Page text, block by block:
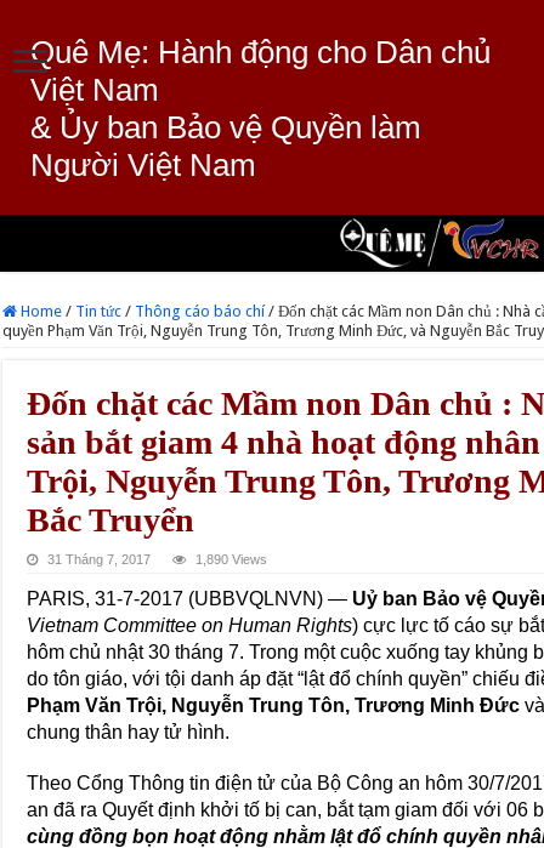
Quê Mẹ: Hành động cho Dân chủ
Việt Nam
& Ủy ban Bảo vệ Quyền làm
Người Việt Nam
Home / Tin tức / Thông cáo báo chí / Đốn chặt các Mầm non Dân chủ : Nhà
quyền Phạm Văn Trội, Nguyễn Trung Tôn, Trương Minh Đức, và Nguyễn Bắc
Đốn chặt các Mầm non Dân chủ :
sản bắt giam 4 nhà hoạt động
Trội, Nguyễn Trung Tôn, Trương
Bắc Truyển
31 Tháng 7, 2017 1,890 Views
PARIS, 31-7-2017 (UBBVQLNVN) — Uỷ ban Bảo vệ
Vietnam Committee on Human Rights) cực lực tố cáo sự
hôm chủ nhật 30 tháng 7. Trong một cuộc xuống tay
do tôn giáo, với tội danh áp đặt “lật đổ chính quyền” chiếu
Phạm Văn Trội, Nguyễn Trung Tôn, Trương Minh Đức
chung thân hay tử hình.
Theo Cổng Thông tin điện tử của Bộ Công an hôm 30/7/
an đã ra Quyết định khởi tố bị can, bắt tạm giam đối với 06
cùng đồng bọn hoạt động nhằm lật đổ chính quyền